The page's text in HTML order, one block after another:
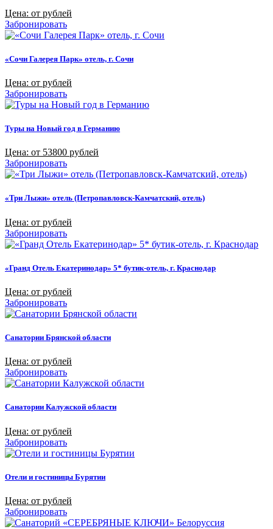
Цена: от рублей
Забронировать
«Сочи Галерея Парк» отель, г. Сочи
Цена: от рублей
Забронировать
Туры на Новый год в Германию
Цена: от 53800 рублей
Забронировать
«Три Лыжи» отель (Петропавловск-Камчатский, отель)
Цена: от рублей
Забронировать
«Гранд Отель Екатеринодар» 5* бутик-отель, г. Краснодар
Цена: от рублей
Забронировать
Санатории Брянской области
Цена: от рублей
Забронировать
Санатории Калужской области
Цена: от рублей
Забронировать
Отели и гостиницы Бурятии
Цена: от рублей
Забронировать